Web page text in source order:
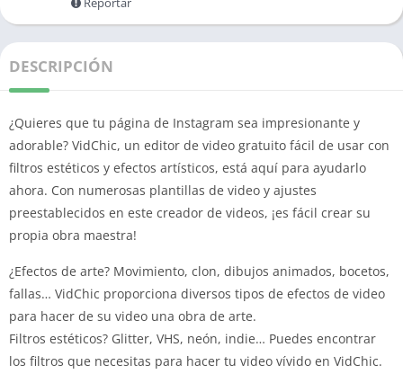
DESCRIPCIÓN
¿Quieres que tu página de Instagram sea impresionante y
adorable? VidChic, un editor de video gratuito fácil de usar con
filtros estéticos y efectos artísticos, está aquí para ayudarlo
ahora. Con numerosas plantillas de video y ajustes
preestablecidos en este creador de videos, ¡es fácil crear su
propia obra maestra!
¿Efectos de arte? Movimiento, clon, dibujos animados, bocetos,
fallas… VidChic proporciona diversos tipos de efectos de video
para hacer de su video una obra de arte.
Filtros estéticos? Glitter, VHS, neón, indie… Puedes encontrar
los filtros que necesitas para hacer tu video vívido en VidChic.